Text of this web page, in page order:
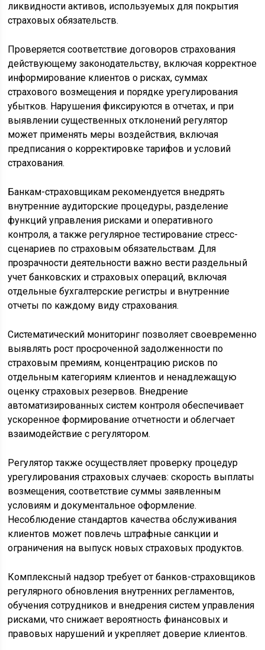
ликвидности активов, используемых для покрытия
страховых обязательств.
Проверяется соответствие договоров страхования
действующему законодательству, включая корректное
информирование клиентов о рисках, суммах
страхового возмещения и порядке урегулирования
убытков. Нарушения фиксируются в отчетах, и при
выявлении существенных отклонений регулятор
может применять меры воздействия, включая
предписания о корректировке тарифов и условий
страхования.
Банкам-страховщикам рекомендуется внедрять
внутренние аудиторские процедуры, разделение
функций управления рисками и оперативного
контроля, а также регулярное тестирование стресс-
сценариев по страховым обязательствам. Для
прозрачности деятельности важно вести раздельный
учет банковских и страховых операций, включая
отдельные бухгалтерские регистры и внутренние
отчеты по каждому виду страхования.
Систематический мониторинг позволяет своевременно
выявлять рост просроченной задолженности по
страховым премиям, концентрацию рисков по
отдельным категориям клиентов и ненадлежащую
оценку страховых резервов. Внедрение
автоматизированных систем контроля обеспечивает
ускоренное формирование отчетности и облегчает
взаимодействие с регулятором.
Регулятор также осуществляет проверку процедур
урегулирования страховых случаев: скорость выплаты
возмещения, соответствие суммы заявленным
условиям и документальное оформление.
Несоблюдение стандартов качества обслуживания
клиентов может повлечь штрафные санкции и
ограничения на выпуск новых страховых продуктов.
Комплексный надзор требует от банков-страховщиков
регулярного обновления внутренних регламентов,
обучения сотрудников и внедрения систем управления
рисками, что снижает вероятность финансовых и
правовых нарушений и укрепляет доверие клиентов.